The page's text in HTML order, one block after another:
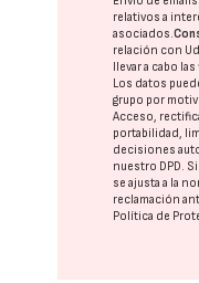
relativos a
asociados.
relación con
llevar a cabo
Los datos
grupo por
Acceso,
portabilidad,
decisiones
nuestro DPD .
se ajusta a la
reclamación
Política de